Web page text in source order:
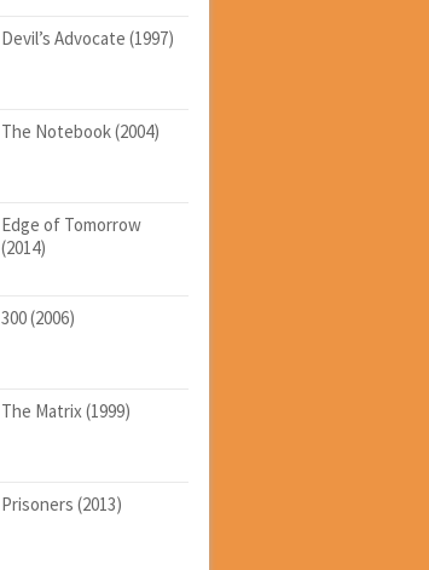
Devil’s Advocate (1997)
The Notebook (2004)
Edge of Tomorrow
(2014)
300 (2006)
The Matrix (1999)
Prisoners (2013)